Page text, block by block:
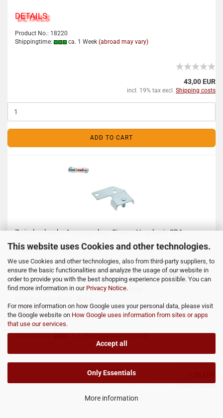
This website uses Cookies and other technologies.
We use Cookies and other technologies, also from third-party suppliers, to
ensure the basic functionalities and analyze the usage of our website in
order to provide you with the best shopping experience possible. You can
find more information in our Privacy Notice.
For more information on how Google uses your personal data, please visit
the Google website on How Google uses information from sites or apps
that use our services.
Accept all
Only Essentials
More information
DETAILS
Product No.: 18220
Shippingtime:
ca. 1 Week (abroad may vary)
43,00 EUR
incl. 19% tax excl. Shipping costs
ADD TO CART
Zwischenlasche Ansauganlage Simson Vogelserie SR4
Artikel Nr.: 16459
MZA-Artikelnr.: 26140-00SNeue
Zwischenlasche Ansaugbehälter passend für
SIMSON Spatz SR4-1, Star SR4-2, Sperber
DETAILS
Product No.: 16459
incl. 19% tax excl.Shipping costs